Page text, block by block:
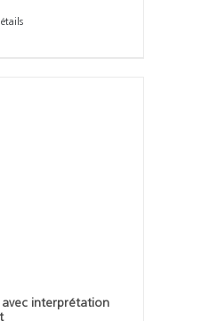
avec interprétation